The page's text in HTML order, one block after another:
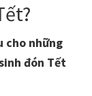
cho những
đón Tết